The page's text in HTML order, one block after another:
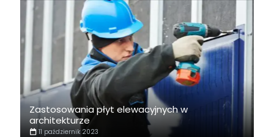
Zastosowania płyt elewacyjnych w
architekturze
11 październik 2023